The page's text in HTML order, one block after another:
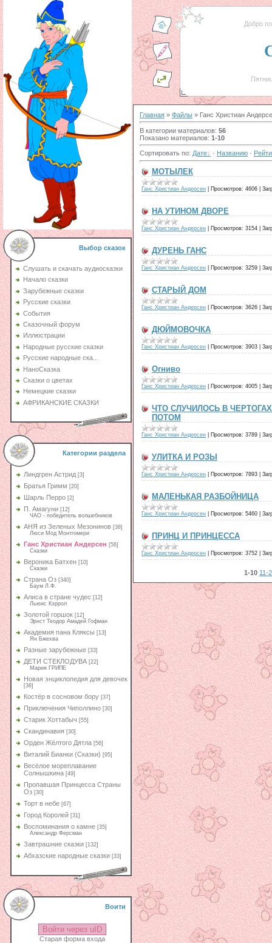
Выбор сказок
Слушать и скачать аудиосказки
Начало сказки
Зарубежные сказки
Русские сказки
События
Сказочный форум
Иллюстрации
Народные русские сказки
Русские народные ска...
НаноСказка
Сказки о цветах
Немецкие сказки
АФРИКАНСКИЕ СКАЗКИ
Категории раздела
Линдгрен Астрид [3]
Братья Гримм [20]
Шарль Перро [2]
П. Амагуни [12]
ЧАО - победитель волшебников
АНЯ из Зеленых Мезонинов [38]
Люси Мод Монтгомери
Ганс Христиан Андерсен [56]
Сказки
Вероника Батхен [10]
Сказки
Страна Оз [340]
Баум Л.Ф.
Алиса в стране чудес [12]
Льюис Кэррол
Золотой горшок [12]
Эрнст Теодор Амадей Гофман
Академия пана Кляксы [13]
Ян Бжехва
Разные зарубежные [33]
ДЕТИ СТЕКЛОДУВА [22]
Мария ГРИПЕ
Новая энциклопедия для девочек
[38]
Костёр в сосновом бору [37]
Приключения Чиполлино [30]
Старик Хоттабыч [55]
Скандинавия [30]
Орден Жёлтого Дятла [56]
Виталий Бианки (Сказки) [95]
Весёлое мореплавание
Солнышкина [49]
Пропавшая Принцесса Страны
Оз [30]
Торт в небе [67]
Город Королей [31]
Воспоминания о камне [35]
Александр Ферсман
Завтрашние сказки [132]
Абхазские народные сказки [33]
Воити
Войти через uID
Старая форма входа
Добро
Главная » Файлы » Ганс Христиан
В категории материалов: 56
Показано материалов: 1-10
Сортировать по: Дате · Названию ·
МОТЫЛЕК
Ганс Христиан Андерсен Просмотров: 4606
НА УТИНОМ ДВОРЕ
Ганс Христиан Андерсен Просмотров: 3154
ДУРЕНЬ ГАНС
Ганс Христиан Андерсен Просмотров: 3259
СТАРЫЙ ДОМ
Ганс Христиан Андерсен Просмотров: 3626
ДЮЙМОВОЧКА
Ганс Христиан Андерсен Просмотров: 3903
Огниво
Ганс Христиан Андерсен Просмотров: 4005
ЧТО СЛУЧИЛОСЬ В
ПОТОМ
Ганс Христиан Андерсен Просмотров: 3789
УЛИТКА И РОЗЫ
Ганс Христиан Андерсен Просмотров: 7893
МАЛЕНЬКАЯ РАЗБОЙНИЦА
Ганс Христиан Андерсен Просмотров: 5460
ПРИНЦ И ПРИНЦЕССА
Ганс Христиан Андерсен Просмотров: 3752
1-10 11-